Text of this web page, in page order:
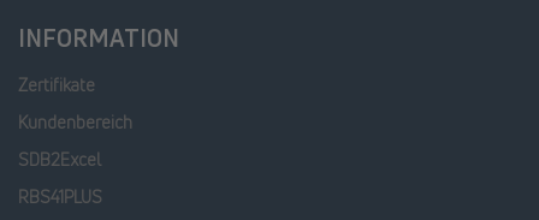
INFORMATION
Zertifikate
Kundenbereich
SDB2Excel
RBS41PLUS